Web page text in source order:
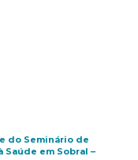
do Seminário de
Saúde em Sobral –